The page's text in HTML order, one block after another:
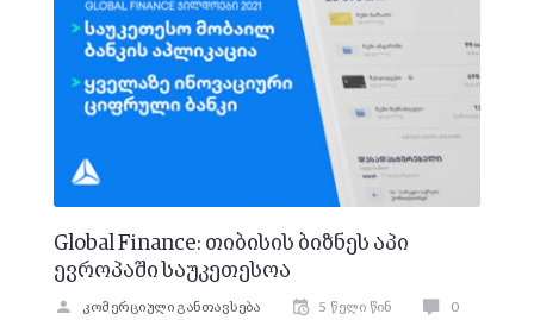
Global Finance: თიბისის ბიზნეს აპი
ევროპაში საუკეთესოა
კომერციული განთავსება 5 წელი წინ 0